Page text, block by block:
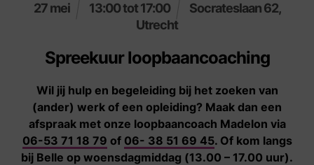
27 mei 13:00 tot 17:00
Socrateslaan 62,
Utrecht
Spreekuur loopbaancoaching
Wil jij hulp en begeleiding bij het zoeken van
(ander) werk of een opleiding? Maak dan een
afspraak met onze loopbaancoach Madelon via
06-53 71 18 79 of 06- 38 51 69 45. Of kom langs
bij Belle op woensdagmiddag (13.00 – 17.00 uur).